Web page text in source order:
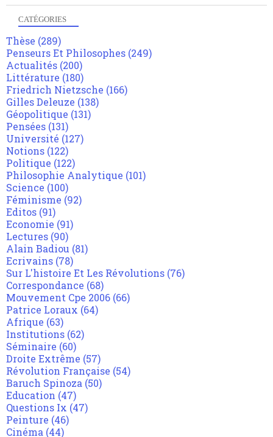
CATÉGORIES
Thèse (289)
Penseurs Et Philosophes (249)
Actualités (200)
Littérature (180)
Friedrich Nietzsche (166)
Gilles Deleuze (138)
Géopolitique (131)
Pensées (131)
Université (127)
Notions (122)
Politique (122)
Philosophie Analytique (101)
Science (100)
Féminisme (92)
Editos (91)
Economie (91)
Lectures (90)
Alain Badiou (81)
Ecrivains (78)
Sur L'histoire Et Les Révolutions (76)
Correspondance (68)
Mouvement Cpe 2006 (66)
Patrice Loraux (64)
Afrique (63)
Institutions (62)
Séminaire (60)
Droite Extrême (57)
Révolution Française (54)
Baruch Spinoza (50)
Education (47)
Questions Ix (47)
Peinture (46)
Cinéma (44)